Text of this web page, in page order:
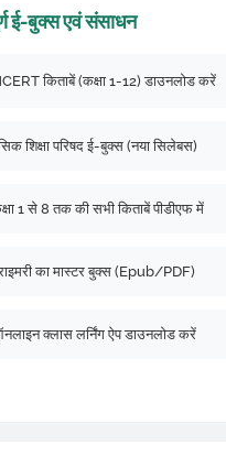
ई-बुक्स एवं संसाधन
किताबें (कक्षा 1-12) डाउनलोड करें
शिक्षा परिषद ई-बुक्स (नया सिलेबस)
1 से 8 तक की सभी किताबें पीडीएफ में
का मास्टर बुक्स (Epub/PDF)
क्लास लर्निंग ऐप डाउनलोड करें